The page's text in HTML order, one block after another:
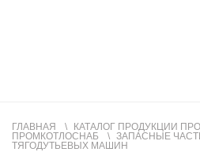
ГЛАВНАЯ
КАТАЛОГ ПРОДУКЦИИ
ПРОМКОТЛОСНАБ
ЗАПАСНЫЕ
ТЯГОДУТЬЕВЫХ МАШИН